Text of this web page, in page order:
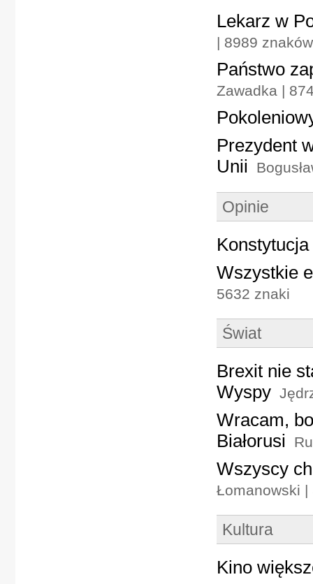
Lekarz w
| 8989 znaków
Państwo
Zawadka |
Prezydent
Unii
Opinie
Wszystkie
5632 znaki
Świat
Brexit nie
Wyspy
Wracam,
Białorusi
Wszyscy
Łomanowski |
Kultura
Kino